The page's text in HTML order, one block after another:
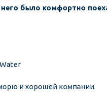
было комфортно
и хорошей компании.